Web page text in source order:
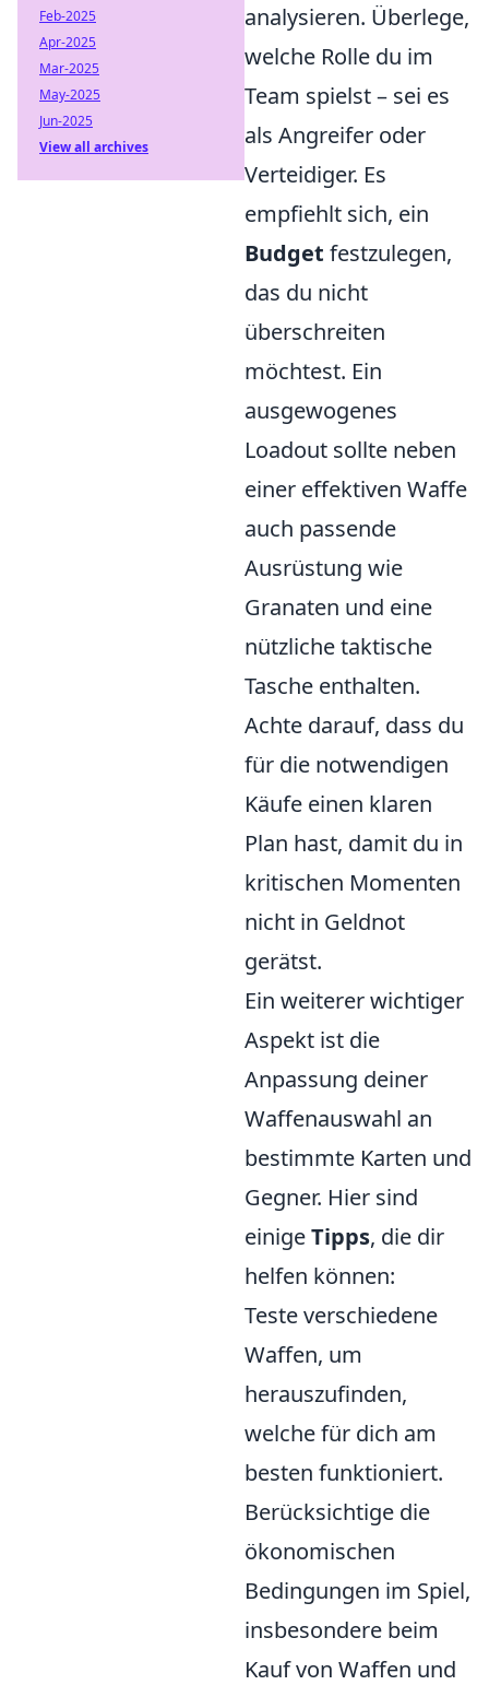
analysieren. Überlege,
welche Rolle du im
Team spielst – sei es
als Angreifer oder
Verteidiger. Es
empfiehlt sich, ein
Budget festzulegen,
das du nicht
überschreiten
möchtest. Ein
ausgewogenes
Loadout sollte neben
einer effektiven Waffe
auch passende
Ausrüstung wie
Granaten und eine
nützliche taktische
Tasche enthalten.
Achte darauf, dass du
für die notwendigen
Käufe einen klaren
Plan hast, damit du in
kritischen Momenten
nicht in Geldnot
gerätst.
Ein weiterer wichtiger
Aspekt ist die
Anpassung deiner
Waffenauswahl an
bestimmte Karten und
Gegner. Hier sind
einigeTipps, die dir
helfen können:
Teste verschiedene
Waffen, um
herauszufinden,
welche für dich am
besten funktioniert.
Berücksichtige die
ökonomischen
Bedingungen im Spiel,
insbesondere beim
Kauf von Waffen und
Feb-2025
Apr-2025
Mar-2025
May-2025
Jun-2025
View all archives